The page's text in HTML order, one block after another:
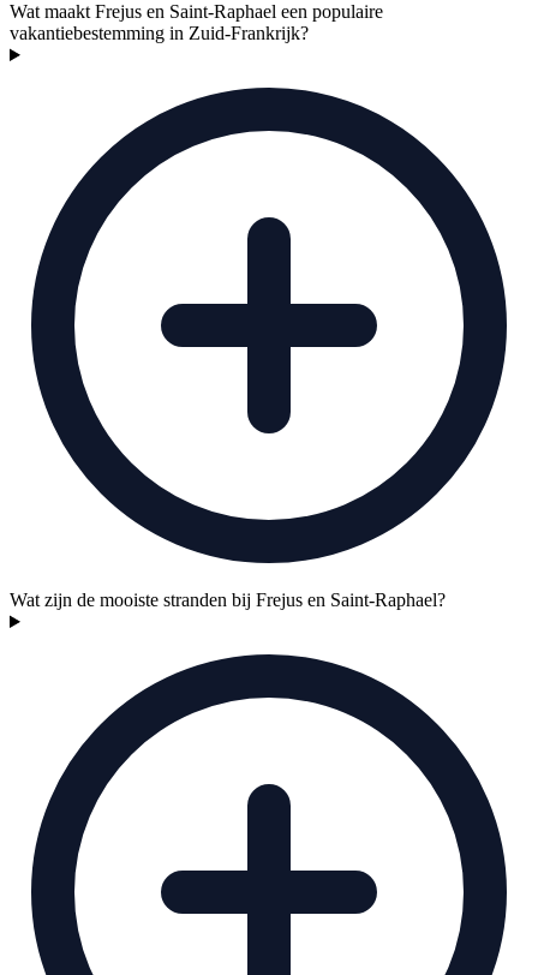
Wat maakt Frejus en Saint-Raphael een populaire
vakantiebestemming in Zuid-Frankrijk?
Wat zijn de mooiste stranden bij Frejus en Saint-Raphael?